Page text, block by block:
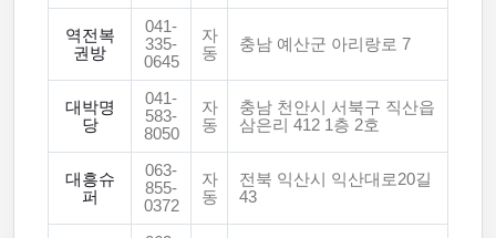
역전복
권방
041-
335-
0645
자
동
충남 예산군 아리랑로 7
대박명
당
041-
583-
8050
자
동
충남 천안시 서북구 직산읍
삼은리 412 1층 2호
대흥슈
퍼
063-
855-
0372
자
동
전북 익산시 익산대로20길
43